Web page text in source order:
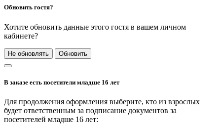
Обновить гостя?
Хотите обновить данные этого гостя в вашем личном
кабинете?
Не обновлять Обновить
В заказе есть посетители младше 16 лет
Для продолжения оформления выберите, кто из взрослых
будет ответственным за подписание документов за
посетителей младше 16 лет: